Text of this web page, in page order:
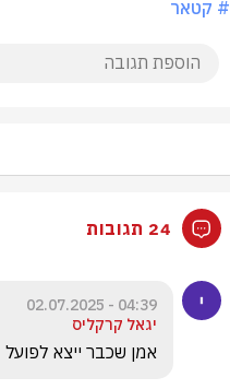
# קטאר
24 תגובות
04:39 - 02.07.2025
יגאל קרקליס
אמן שכבר ייצא לפועל